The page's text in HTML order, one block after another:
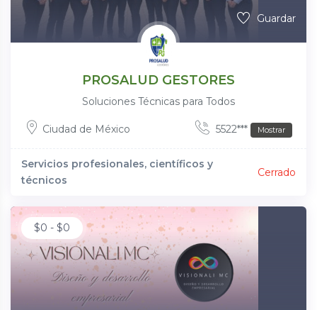
Guardar
PROSALUD GESTORES
Soluciones Técnicas para Todos
Ciudad de México 5522*** Mostrar
Servicios profesionales, científicos y
técnicos
Cerrado
$0 - $0